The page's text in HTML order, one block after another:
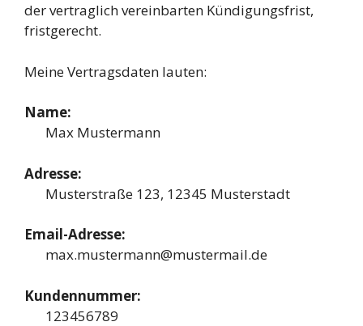
der vertraglich vereinbarten Kündigungsfrist,
fristgerecht.
Meine Vertragsdaten lauten:
Name:
Max Mustermann
Adresse:
Musterstraße 123, 12345 Musterstadt
Email-Adresse:
max.mustermann@mustermail.de
Kundennummer:
123456789